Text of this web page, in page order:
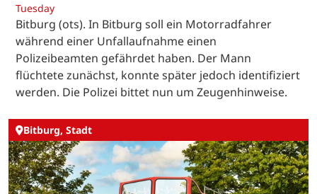
Tuesday
Bitburg (ots). In Bitburg soll ein Motorradfahrer
während einer Unfallaufnahme einen
Polizeibeamten gefährdet haben. Der Mann
flüchtete zunächst, konnte später jedoch identifiziert
werden. Die Polizei bittet nun um Zeugenhinweise.
Bitburg, Stadt